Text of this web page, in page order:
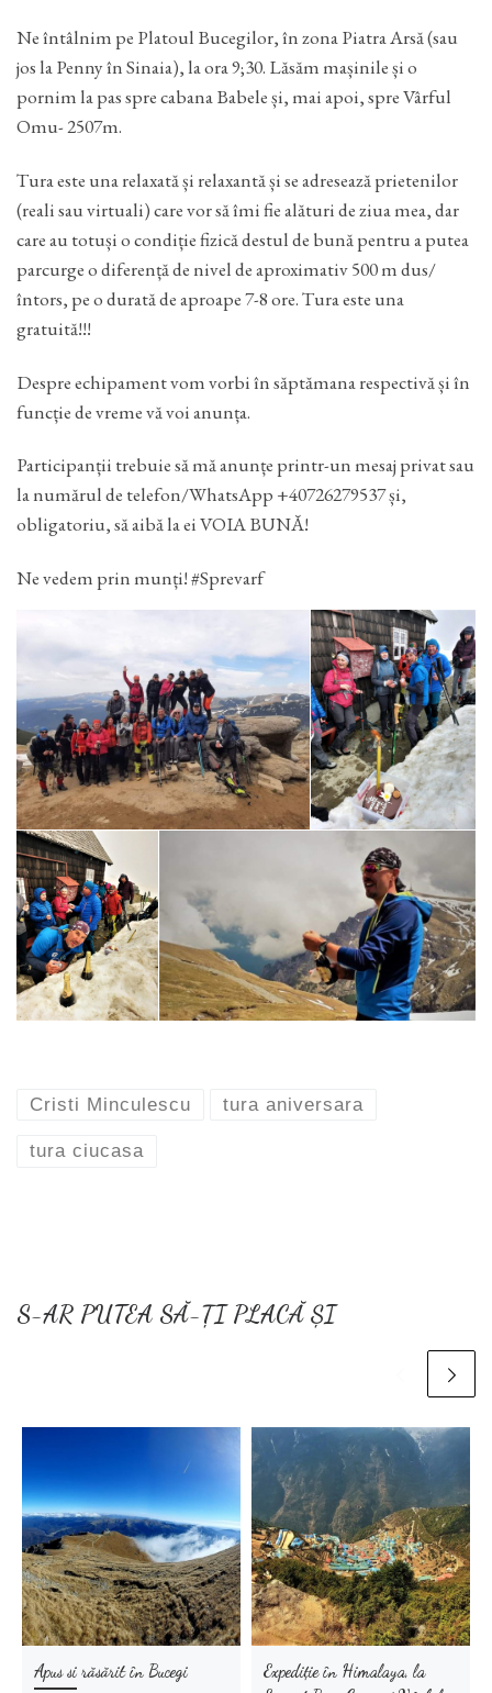
Ne întâlnim pe Platoul Bucegilor, în zona Piatra Arsă (sau
jos la Penny în Sinaia), la ora 9;30. Lăsăm mașinile și o
pornim la pas spre cabana Babele și, mai apoi, spre Vârful
Omu- 2507m.
Tura este una relaxată și relaxantă și se adresează prietenilor
(reali sau virtuali) care vor să îmi fie alături de ziua mea, dar
care au totuși o condiție fizică destul de bună pentru a putea
parcurge o diferență de nivel de aproximativ 500 m dus/
întors, pe o durată de aproape 7-8 ore. Tura este una
gratuită!!!
Despre echipament vom vorbi în săptămana respectivă și în
funcție de vreme vă voi anunța.
Participanții trebuie să mă anunțe printr-un mesaj privat sau
la numărul de telefon/WhatsApp +40726279537 și,
obligatoriu, să aibă la ei VOIA BUNĂ!
Ne vedem prin munți! #Sprevarf
Cristi Minculescu tura aniversara
tura ciucasa
S-AR PUTEA SĂ-ȚI PLACĂ ȘI
Apus si răsărit în Bucegi
Expediție în Himalaya, la